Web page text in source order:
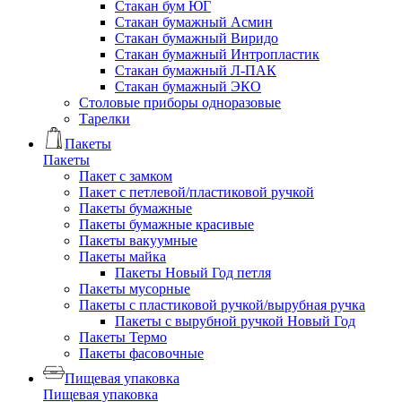
Стакан бум ЮГ
Стакан бумажный Асмин
Стакан бумажный Виридо
Стакан бумажный Интропластик
Стакан бумажный Л-ПАК
Стакан бумажный ЭКО
Столовые приборы одноразовые
Тарелки
Пакеты
Пакеты
Пакет с замком
Пакет с петлевой/пластиковой ручкой
Пакеты бумажные
Пакеты бумажные красивые
Пакеты вакуумные
Пакеты майка
Пакеты Новый Год петля
Пакеты мусорные
Пакеты с пластиковой ручкой/вырубная ручка
Пакеты с вырубной ручкой Новый Год
Пакеты Термо
Пакеты фасовочные
Пищевая упаковка
Пищевая упаковка